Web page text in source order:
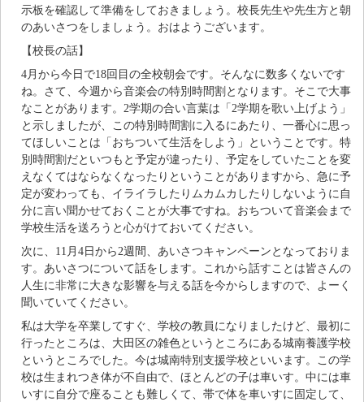
示板を確認して準備をしておきましょう。校長先生や先生方と朝
のあいさつをしましょう。おはようございます。
【校長の話】
4月から今日で18回目の全校朝会です。そんなに数多くないです
ね。さて、今週から音楽会の特別時間割となります。そこで大事
なことがあります。2学期の合い言葉は「2学期を歌い上げよう」
と示しましたが、この特別時間割に入るにあたり、一番心に思っ
てほしいことは「おちついて生活をしよう」ということです。特
別時間割だといつもと予定が違ったり、予定をしていたことを変
えなくてはならなくなったりということがありますから、急に予
定が変わっても、イライラしたりムカムカしたりしないように自
分に言い聞かせておくことが大事ですね。おちついて音楽会まで
学校生活を送ろうと心がけておいてください。
次に、11月4日から2週間、あいさつキャンペーンとなっておりま
す。あいさつについて話をします。これから話すことは皆さんの
人生に非常に大きな影響を与える話を今からしますので、よーく
聞いていてください。
私は大学を卒業してすぐ、学校の教員になりましたけど、最初に
行ったところは、大田区の雑色というところにある城南養護学校
というところでした。今は城南特別支援学校といいます。この学
校は生まれつき体が不自由で、ほとんどの子は車いす。中には車
いすに自分で座ることも難しくて、帯で体を車いすに固定して、